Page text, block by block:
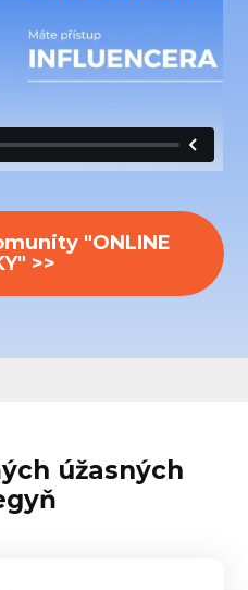
"ONLINE
>>
úžasných